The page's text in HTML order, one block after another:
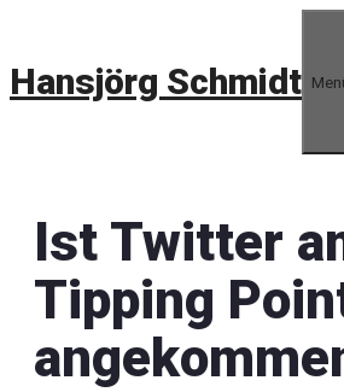
springen
Hansjörg Schmidt
Ist Twitter
Tipping